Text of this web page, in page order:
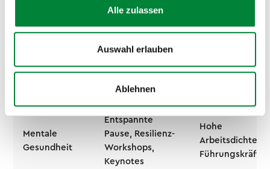
Alle zulassen
Auswahl erlauben
Ablehnen
Firmenfitness,
Ernährung
Workshops,
Impulse
Zielgruppen,
Mentale
Gesundheit
Entspannte
Pause, Resilienz-
Workshops,
Keynotes
Hohe
Arbeitsdichte,
Führungskräfte